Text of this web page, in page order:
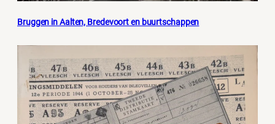
Bruggen in Aalten, Bredevoort en buurtschappen